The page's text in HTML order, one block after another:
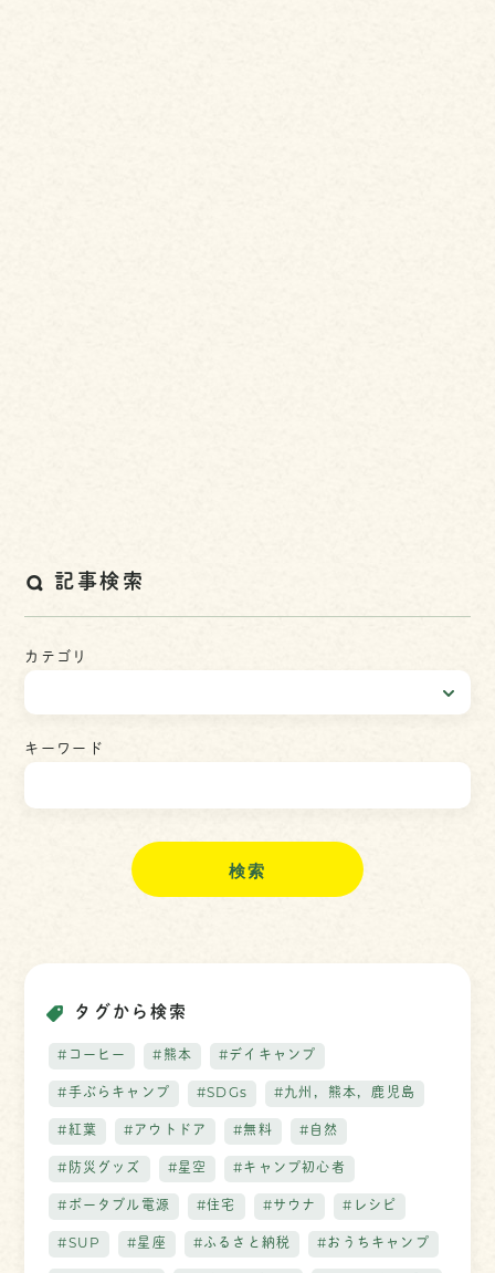
記事検索
カテゴリ
キーワード
検
タグから検索
#コーヒー #熊本 #デイキャンプ
#手ぶらキャンプ #SDGs #九州，熊本，鹿児島
#紅葉 #アウトドア #無料 #自然
#防災グッズ #星空 #キャンプ初心者
#ポータブル電源 #住宅 #サウナ #レシピ
#SUP #星座 #ふるさと納税 #おうちキャンプ